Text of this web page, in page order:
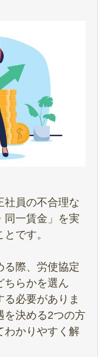
社員の不合理な
同一賃金」を実
です。
る際、労使協定
ちらかを選ん
必要がありま
を決める2つの方
わかりやすく解